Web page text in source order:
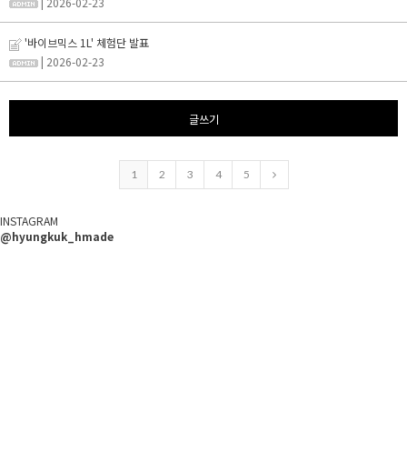
'바이브믹스 1L' 체험단 발표
| 2026-02-23
글쓰기
1 2 3 4 5
INSTAGRAM
@hyungkuk_hmade